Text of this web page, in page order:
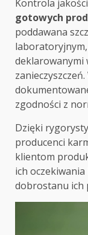
Kontrola
gotowych
poddawana
deklarowanymi
zgodności z
Dzięki
producenci
klientom
ich
dobrostanu ich